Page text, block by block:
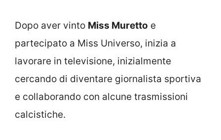
Dopo aver vinto Miss Muretto e
partecipato a Miss Universo, inizia a
lavorare in televisione, inizialmente
cercando di diventare giornalista sportiva
e collaborando con alcune trasmissioni
calcistiche.